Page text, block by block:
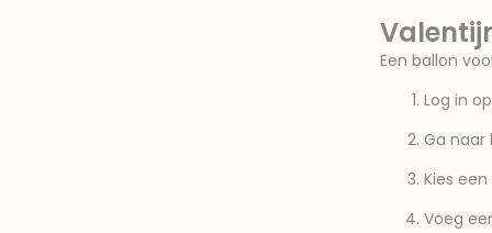
Een ballon
Log in
Ga naar
Kies
Voeg